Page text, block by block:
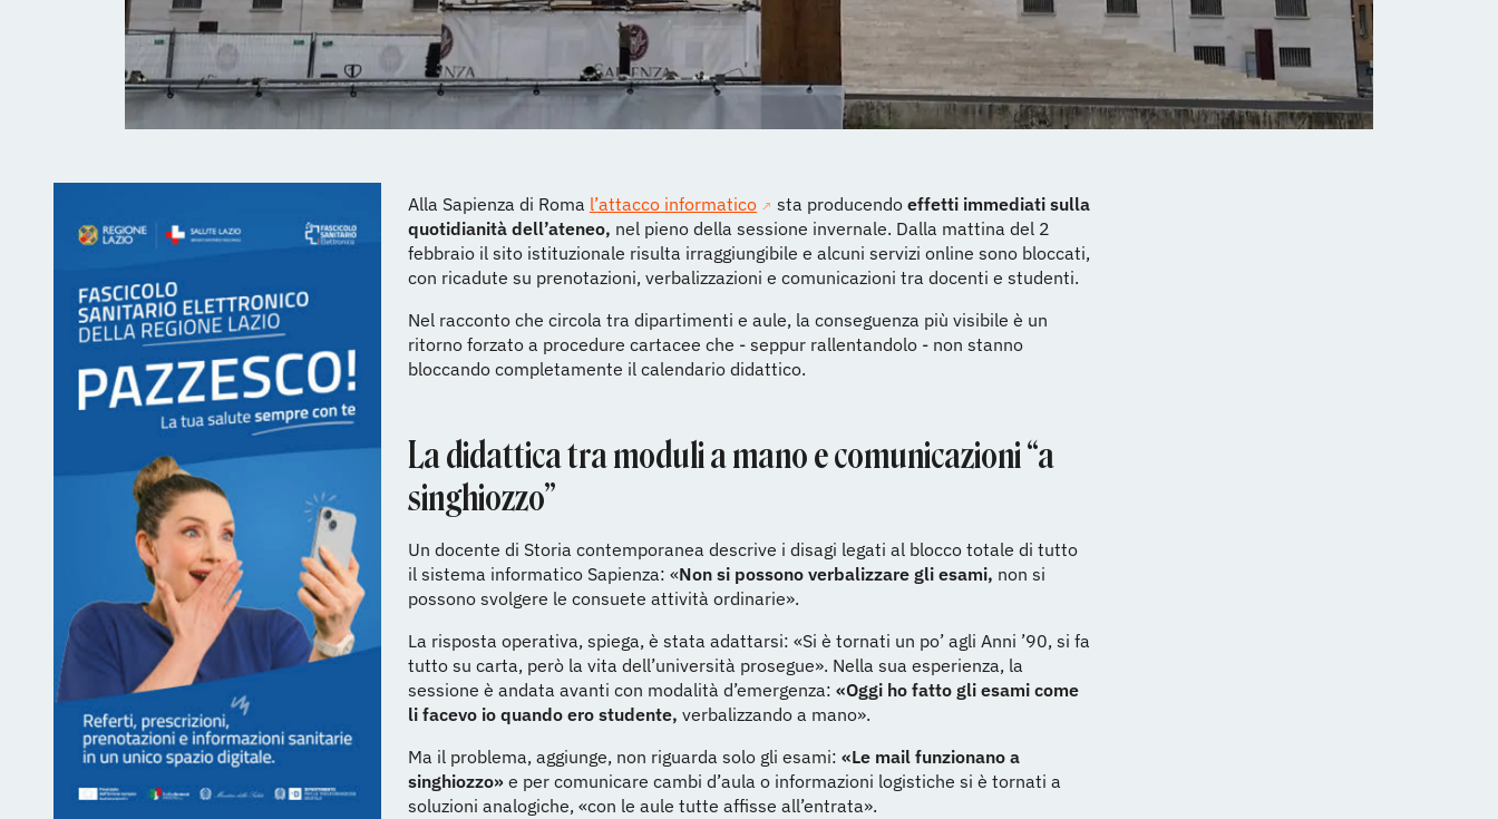
Alla Sapienza di Roma l’attacco informatico sta producendo effetti immediati sulla
quotidianità dell’ateneo, nel pieno della sessione invernale. Dalla mattina del 2
febbraio il sito istituzionale risulta irraggiungibile e alcuni servizi online sono bloccati,
con ricadute su prenotazioni, verbalizzazioni e comunicazioni tra docenti e studenti.
Nel racconto che circola tra dipartimenti e aule, la conseguenza più visibile è un
ritorno forzato a procedure cartacee che - seppur rallentandolo - non stanno
bloccando completamente il calendario didattico.
La didattica tra moduli a mano e comunicazioni “a
singhiozzo”
Un docente di Storia contemporanea descrive i disagi legati al blocco totale di tutto
il sistema informatico Sapienza: «Non si possono verbalizzare gli esami, non si
possono svolgere le consuete attività ordinarie».
La risposta operativa, spiega, è stata adattarsi: «Si è tornati un po’ agli Anni ’90, si fa
tutto su carta, però la vita dell’università prosegue». Nella sua esperienza, la
sessione è andata avanti con modalità d’emergenza: «Oggi ho fatto gli esami come
li facevo io quando ero studente, verbalizzando a mano».
Ma il problema, aggiunge, non riguarda solo gli esami: «Le mail funzionano a
singhiozzo» e per comunicare cambi d’aula o informazioni logistiche si è tornati a
soluzioni analogiche, «con le aule tutte affisse all’entrata».